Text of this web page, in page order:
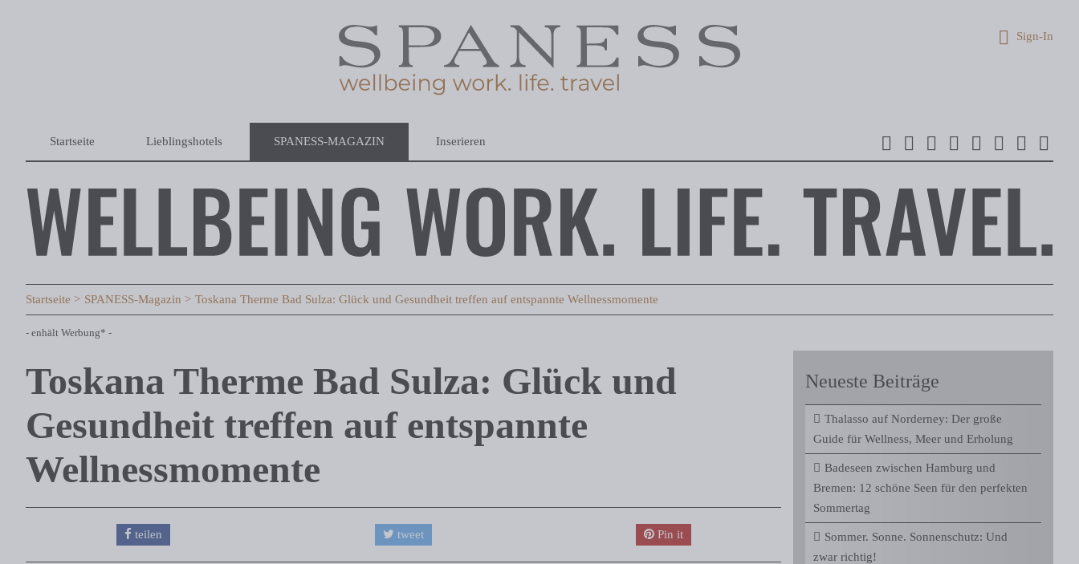
Startseite Lieblingshotels SPANESS-MAGAZIN Inserieren
Sign-In
Startseite SPANESS-Magazin Toskana Therme Bad Sulza: Glück und Gesundheit treffen auf entspannte Wellnessmomente
- enhält Werbung* -
Toskana Therme Bad Sulza: Glück und
Gesundheit treffen auf entspannte
Wellnessmomente
teilen tweet Pin it
Neueste Beiträge
Thalasso auf Norderney: Der große
Guide für Wellness, Meer und Erholung
Badeseen zwischen Hamburg und
Bremen: 12 schöne Seen für den perfekten
Sommertag
Sommer. Sonne. Sonnenschutz: Und
zwar richtig!